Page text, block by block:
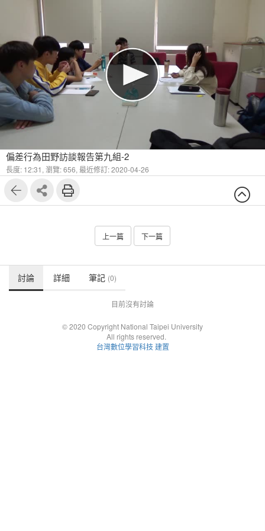
偏差行為田野訪談報告第九組-2
長度: 12:31, 瀏覽: 656, 最近修訂: 2020-04-26
上一篇 下一篇
討論 詳細 筆記 (0)
目前沒有討論
© 2020 Copyright National Taipei University
All rights reserved.
台灣數位學習科技 建置